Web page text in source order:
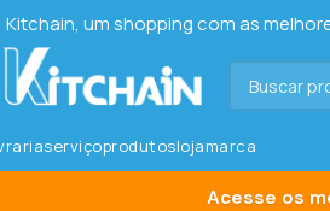
Kitchain, um shopping com as
serviçoprodutoslojamarca
Acesse os